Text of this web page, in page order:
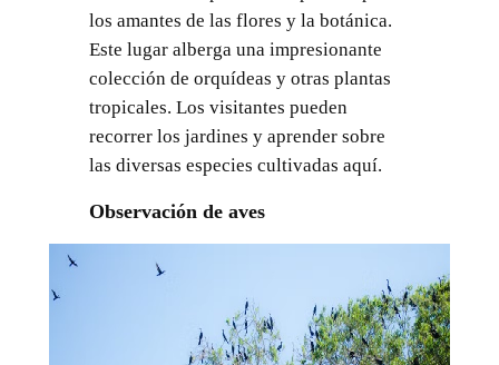
los amantes de las flores y la botánica.
Este lugar alberga una impresionante
colección de orquídeas y otras plantas
tropicales. Los visitantes pueden
recorrer los jardines y aprender sobre
las diversas especies cultivadas aquí.
Observación de aves